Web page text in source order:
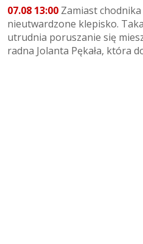
07.08 13:00 Zamiast
nieutwardzone klepisko.
utrudnia poruszanie się
radna Jolanta Pękała, która